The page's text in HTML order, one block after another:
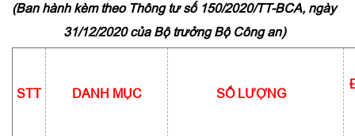
(Ban hành kèm theo Thông tư số 150/2020/TT-BCA, ngày
31/12/2020 của Bộ trưởng Bộ Công an)
STT DANH MỤC SỐ LƯỢNG